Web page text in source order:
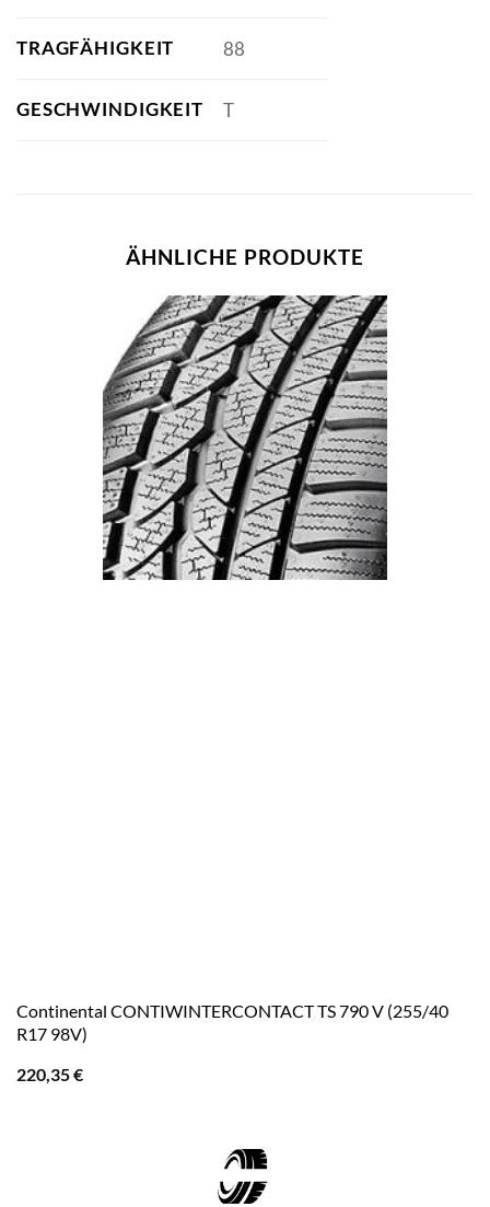
TRAGFÄHIGKEIT 88
GESCHWINDIGKEIT T
ÄHNLICHE PRODUKTE
Continental CONTIWINTERCONTACT TS 790 V (255/40
R17 98V)
220,35€